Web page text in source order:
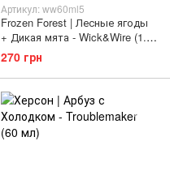
Артикул: ww60ml5
Frozen Forest | Лесные ягоды
+ Дикая мята - Wick&Wire (1.5
мг | 60 мл)
270 грн